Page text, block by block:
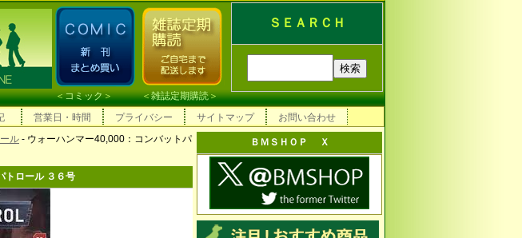
ＳＥＡＲＣＨ
＜コミック＞ ＜雑誌定期購読＞
営業日・時間 プライバシー サイトマップ お問い合わせ
ル - ウォーハンマー40,000：コンバットパ
トロール ３６号
ＢＭＳＨＯＰ Ｘ